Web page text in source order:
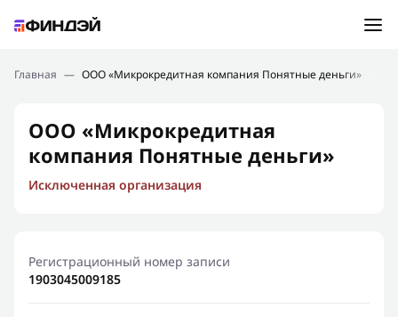
Подбор займа
Новости
Финансовое просвещение
Главная — ООО «Микрокредитная компания Понятные деньги»
ООО «Микрокредитная
компания Понятные деньги»
Исключенная организация
Регистрационный номер записи
1903045009185
Ошибка:Контактная форма не найдена.
Спасибо, что написали нам
Мы свяжемся с Вами в ближайшее время и сообщим
результат
Отправить новый запрос